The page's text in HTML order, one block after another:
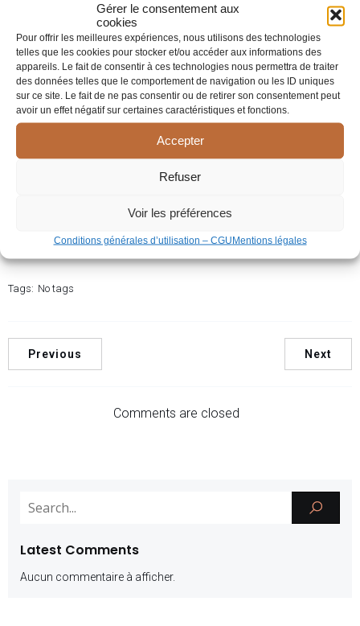
Gérer le consentement aux
cookies
Pour offrir les meilleures expériences, nous utilisons des technologies
telles que les cookies pour stocker et/ou accéder aux informations des
appareils. Le fait de consentir à ces technologies nous permettra de traiter
des données telles que le comportement de navigation ou les ID uniques
sur ce site. Le fait de ne pas consentir ou de retirer son consentement peut
avoir un effet négatif sur certaines caractéristiques et fonctions.
Accepter
Refuser
Voir les préférences
Conditions générales d’utilisation – CGUMentions légales
Tags: No tags
Previous Next
Comments are closed
Latest Comments
Aucun commentaire à afficher.